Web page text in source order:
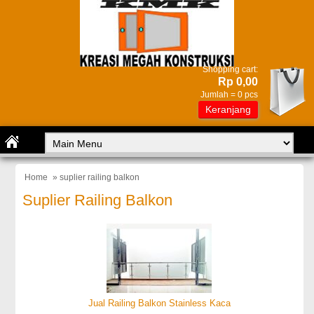
Shopping cart:
Rp 0,00
Jumlah = 0 pcs
Keranjang
Home » suplier railing balkon
Suplier Railing Balkon
Jual Railing Balkon Stainless Kaca